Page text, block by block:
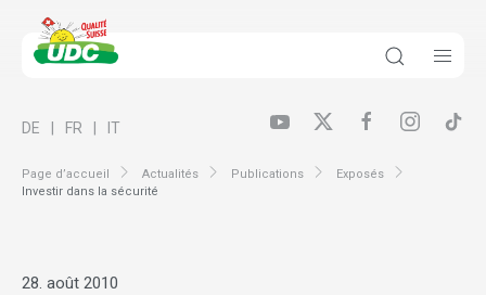
Page d’accueil Actualités Publications
Exposés
Investir dans la sécurité
DE FR IT
28. août 2010